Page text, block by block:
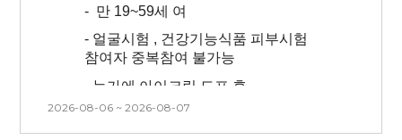
증상이 평균 7일~10일 정도 생길 수
있습니다.
피부 관리 모두 없는 분)
- 초상권이 포함되어있는 시험입니다
(모집 시 셀카 보내주셔야 합니다 /
선정시 추후 취소 불가합니다 )
시험 방문 최소 3일 이내 인공눈물,
- 만 19~59세 여
- 얼굴시험 , 건강기능식품 피부시험
참여자 중복참여 불가능
- 눈가에 아이크림 도포 후
측정가능하신 분
-안과 전문의의 판단으로 각막 상태가
2026-08-06 ~ 2026-08-07